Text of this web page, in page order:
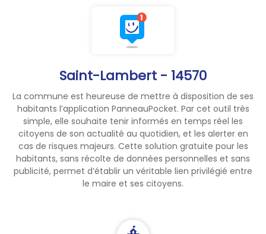
Saint-Lambert - 14570
La commune est heureuse de mettre à disposition de ses
habitants l’application PanneauPocket. Par cet outil très
simple, elle souhaite tenir informés en temps réel les
citoyens de son actualité au quotidien, et les alerter en
cas de risques majeurs. Cette solution gratuite pour les
habitants, sans récolte de données personnelles et sans
publicité, permet d’établir un véritable lien privilégié entre
le maire et ses citoyens.